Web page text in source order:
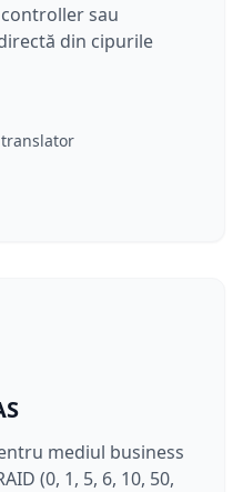
sau
din cipurile
mediul business
(0, 1, 5, 6, 10, 50,